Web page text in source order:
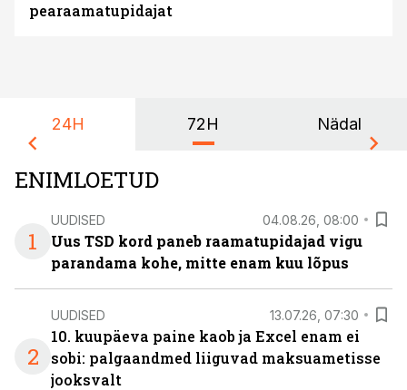
pearaamatupidajat
24H 72H Nädal
ENIMLOETUD
1
UUDISED 04.08.26, 08:00
Uus TSD kord paneb raamatupidajad vigu
parandama kohe, mitte enam kuu lõpus
2
UUDISED 13.07.26, 07:30
10. kuupäeva paine kaob ja Excel enam ei
sobi: palgaandmed liiguvad maksuametisse
jooksvalt